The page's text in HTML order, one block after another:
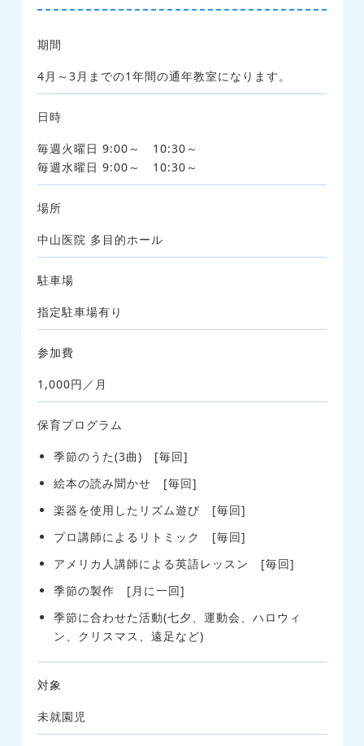
期間
4月～3月までの1年間の通年教室になります。
日時
毎週火曜日 9:00～ 10:30～
毎週水曜日 9:00～ 10:30～
場所
中山医院 多目的ホール
駐車場
指定駐車場有り
参加費
1,000円／月
保育プログラム
季節のうた(3曲) [毎回]
絵本の読み聞かせ [毎回]
楽器を使用したリズム遊び [毎回]
プロ講師によるリトミック [毎回]
アメリカ人講師による英語レッスン [毎回]
季節の製作 [月に一回]
季節に合わせた活動(七夕、運動会、ハロウィ
ン、クリスマス、遠足など)
対象
未就園児